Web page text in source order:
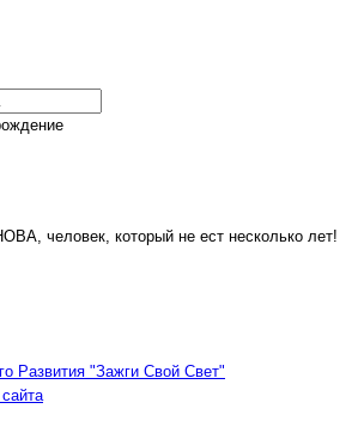
человек, который не ест несколько лет!
Развития "Зажги Свой Свет"